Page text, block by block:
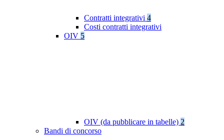
Contratti integrativi 4
Costi contratti integrativi
OIV 5
OIV (da pubblicare in tabelle) 2
Bandi di concorso